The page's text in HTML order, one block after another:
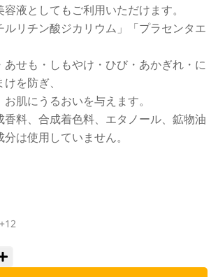
液としてもご利用いただけます。
ルリチン酸ジカリウム」「プラセンタエ
あせも・しもやけ・ひび・あかぎれ・に
を防ぎ、
肌にうるおいを与えます。
料、合成着色料、エタノール、鉱物油
は使用していません。